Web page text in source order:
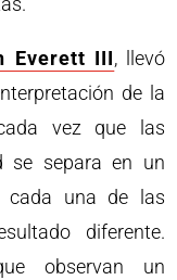
Everett III, llevó
de la
vez que las
se separa en un
cada una de las
diferente.
observan un